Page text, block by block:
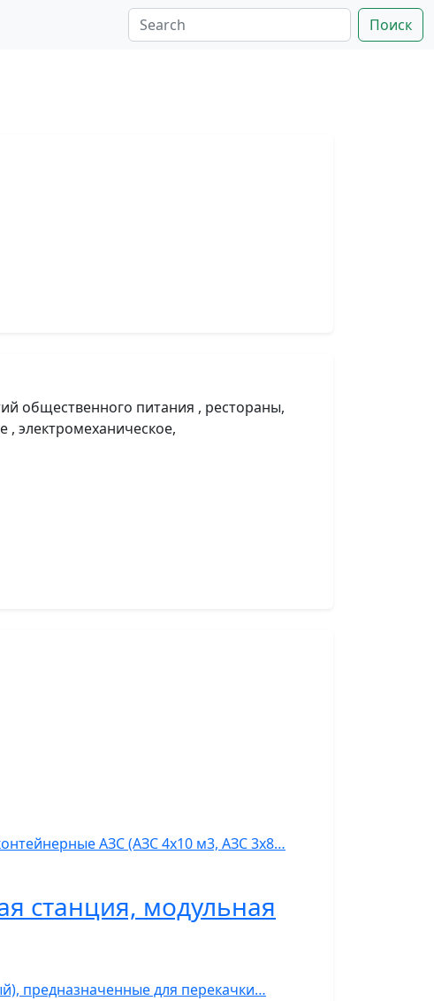
Поиск
общественного питания , рестораны,
, электромеханическое,
АЗС (АЗС 4х10 м3, АЗС 3х8…
станция, модульная
предназначенные для перекачки…